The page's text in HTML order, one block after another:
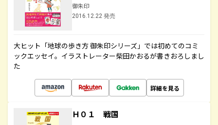
御朱印
2016.12.22 発売
大ヒット「地球の歩き方 御朱印シリーズ」では初めてのコミ
ックエッセイ。イラストレーター柴田かおるが書きおろしまし
た
詳細を見る
Ｈ０１ 戦国